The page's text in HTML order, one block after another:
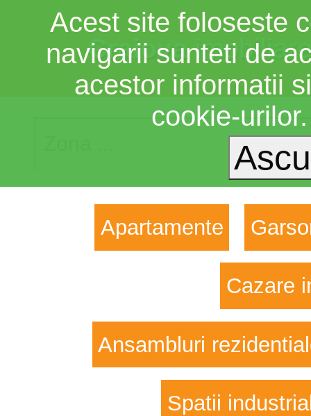
Craiova
Apartamente
Cazare
Ansambluri
Spatii
Acest site foloseste
navigarii sunteti de
acestor informatii
cookie-